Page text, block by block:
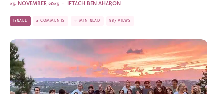
IFTACH BEN AHARON
·
23. NOVEMBER 2023
ISRAEL 2 COMMENTS 11 MIN READ 887 VIEWS